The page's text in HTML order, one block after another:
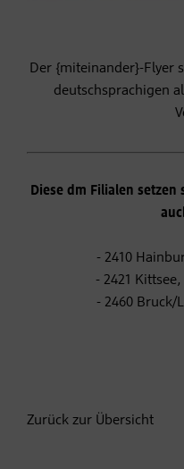
Der {miteinander}-Flyer
deutschsprachigen
Diese dm Filialen
- 2410
- 2421
- 2460 Bruck/
Zurück zur Übersicht